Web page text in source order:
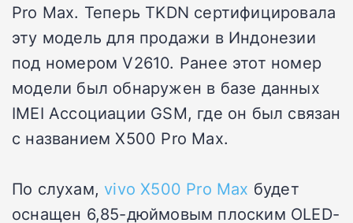
Pro Max. Теперь TKDN сертифицировала
эту модель для продажи в Индонезии
под номером V2610. Ранее этот номер
модели был обнаружен в базе данных
IMEI Ассоциации GSM, где он был связан
с названием X500 Pro Max.
По слухам, vivo X500 Pro Max будет
оснащен 6,85-дюймовым плоским OLED-